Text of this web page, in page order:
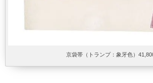
京袋帯（トランプ：象牙色）